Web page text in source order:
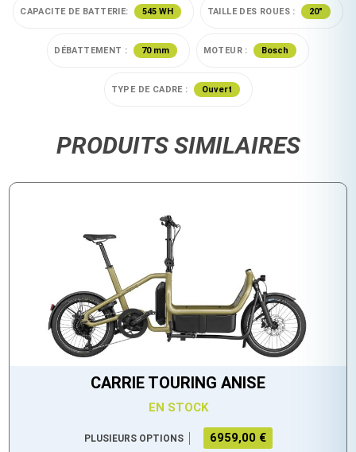
CAPACITE DE BATTERIE: 545 WH TAILLE DES ROUES : 20"
DÉBATTEMENT : 70 mm MOTEUR : Bosch
TYPE DE CADRE : Ouvert
PRODUITS SIMILAIRES
CARRIE TOURING ANISE
EN STOCK
PLUSIEURS OPTIONS 6959,00 €